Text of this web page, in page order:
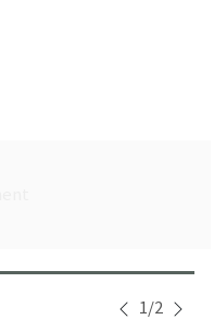
1/2